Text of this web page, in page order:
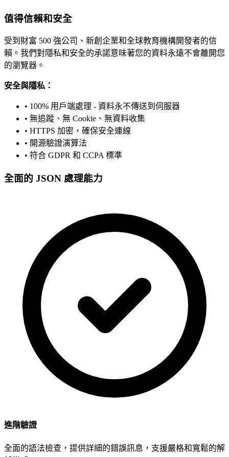
值得信賴和安全
受到財富 500 強公司、新創企業和全球教育機構開發者的信
賴。我們對隱私和安全的承諾意味著您的資料永遠不會離開您
的瀏覽器。
安全與隱私：
• 100% 用戶端處理 - 資料永不傳送到伺服器
• 無追蹤、無 Cookie、無資料收集
• HTTPS 加密，確保安全連線
• 開源驗證演算法
• 符合 GDPR 和 CCPA 標準
全面的 JSON 處理能力
進階驗證
全面的語法檢查，提供詳細的錯誤訊息，支援嚴格和寬鬆的解